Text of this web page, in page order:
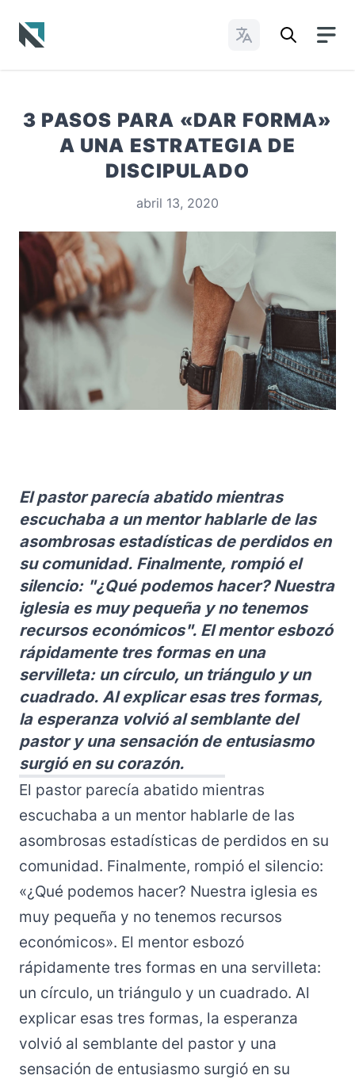
Cambiar idioma
3 PASOS PARA «DAR FORMA»
A UNA ESTRATEGIA DE
DISCIPULADO
abril 13, 2020
El pastor parecía abatido mientras
escuchaba a un mentor hablarle de las
asombrosas estadísticas de perdidos en
su comunidad. Finalmente, rompió el
silencio: "¿Qué podemos hacer? Nuestra
iglesia es muy pequeña y no tenemos
recursos económicos". El mentor esbozó
rápidamente tres formas en una
servilleta: un círculo, un triángulo y un
cuadrado. Al explicar esas tres formas,
la esperanza volvió al semblante del
pastor y una sensación de entusiasmo
surgió en su corazón.
El pastor parecía abatido mientras
escuchaba a un mentor hablarle de las
asombrosas estadísticas de perdidos en su
comunidad. Finalmente, rompió el silencio:
«¿Qué podemos hacer? Nuestra iglesia es
muy pequeña y no tenemos recursos
económicos». El mentor esbozó
rápidamente tres formas en una servilleta:
un círculo, un triángulo y un cuadrado. Al
explicar esas tres formas, la esperanza
volvió al semblante del pastor y una
sensación de entusiasmo surgió en su